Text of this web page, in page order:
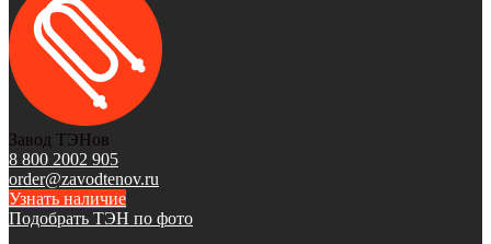
Завод ТЭНов
8 800 2002 905
order@zavodtenov.ru
Узнать наличие
Подобрать ТЭН по фото